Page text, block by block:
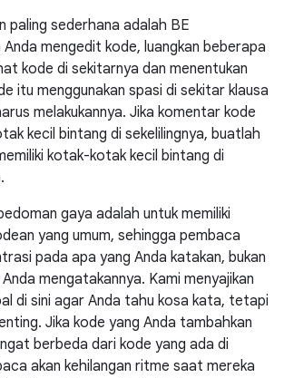
paling sederhana adalah BE
Anda mengedit kode, luangkan beberapa
kode di sekitarnya dan menentukan
itu menggunakan spasi di sekitar klausa
melakukannya. Jika komentar kode
kecil bintang di sekelilingnya, buatlah
kotak-kotak kecil bintang di
gaya adalah untuk memiliki
yang umum, sehingga pembaca
pada apa yang Anda katakan, bukan
mengatakannya. Kami menyajikan
di sini agar Anda tahu kosa kata, tetapi
Jika kode yang Anda tambahkan
berbeda dari kode yang ada di
akan kehilangan ritme saat mereka